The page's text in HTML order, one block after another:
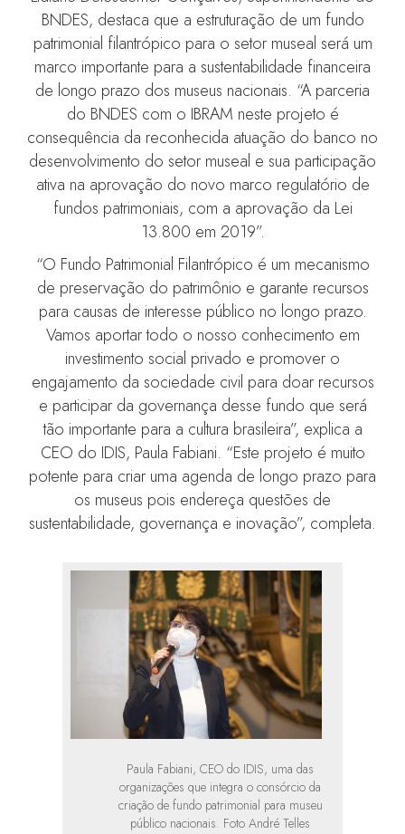
BNDES, destaca que a estruturação de um fundo
patrimonial filantrópico para o setor museal será um
marco importante para a sustentabilidade financeira
de longo prazo dos museus nacionais. “A parceria
do BNDES com o IBRAM neste projeto é
consequência da reconhecida atuação do banco no
desenvolvimento do setor museal e sua participação
ativa na aprovação do novo marco regulatório de
fundos patrimoniais, com a aprovação da Lei
13.800 em 2019”.
“O Fundo Patrimonial Filantrópico é um mecanismo
de preservação do patrimônio e garante recursos
para causas de interesse público no longo prazo.
Vamos aportar todo o nosso conhecimento em
investimento social privado e promover o
engajamento da sociedade civil para doar recursos
e participar da governança desse fundo que será
tão importante para a cultura brasileira”, explica a
CEO do IDIS, Paula Fabiani. “Este projeto é muito
potente para criar uma agenda de longo prazo para
os museus pois endereça questões de
sustentabilidade, governança e inovação”, completa.
Paula Fabiani, CEO do IDIS, uma das
organizações que integra o consórcio da
criação de fundo patrimonial para museu
público nacionais. Foto André Telles